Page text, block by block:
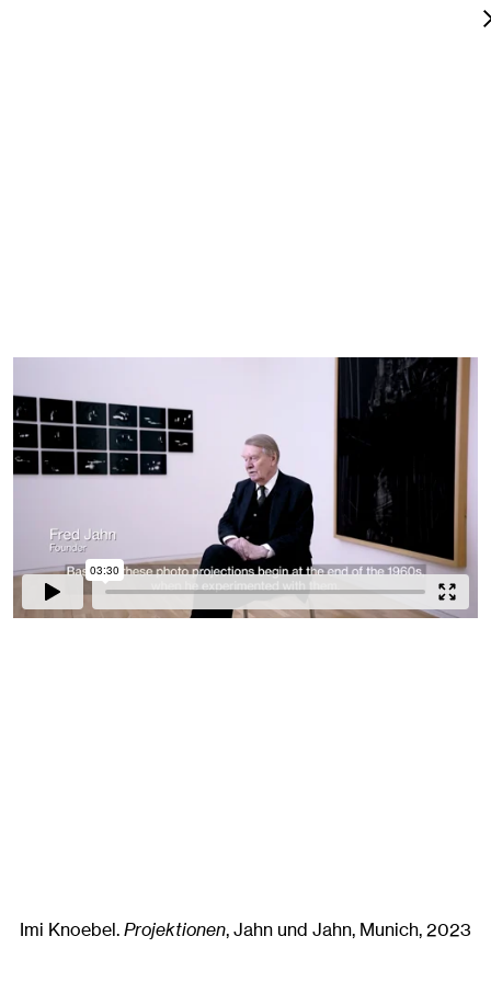
Imi Knoebel.Projektionen, Jahn und Jahn, Munich, 2023